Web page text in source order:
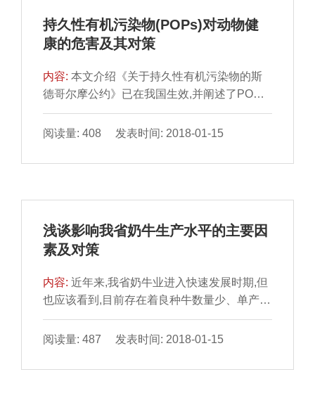
持久性有机污染物(POPs)对动物健
康的危害及其对策
内容:本文介绍《关于持久性有机污染物的斯
德哥尔摩公约》已在我国生效,并阐述了POPs
的概念、性质及分类;POPs对动物危害的事
件;12种POPs对动物健康的危害以及防制对
阅读量: 408 发表时间: 2018-01-15
浅谈影响我省奶牛生产水平的主要因
素及对策
内容:近年来,我省奶牛业进入快速发展时期,但
也应该看到,目前存在着良种牛数量少、单产水
平低、利用年限短、经济效益差等问题。据
2004年统计奶牛存栏21.42万头,纯种奶牛仅2
单产仅4500kg。现根据我们多年的经验,联系
阅读量: 487 发表时间: 2018-01-15